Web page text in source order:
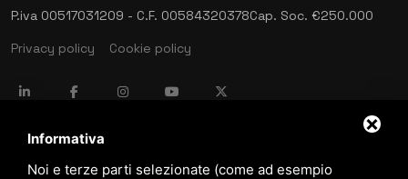
P.iva 00517031209 - C.F. 00584320378Cap. Soc. €250.000
Privacy policy
Cookie policy
language ITALIANO
Informativa
Noi e terze parti selezionate (come ad esempio